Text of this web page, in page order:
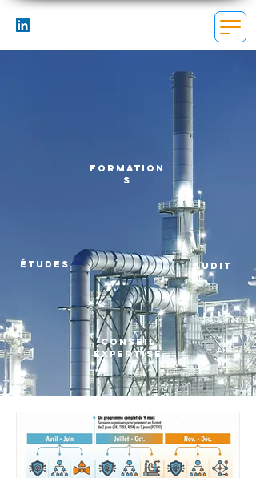
formation
s
études audit
conseil
expertise